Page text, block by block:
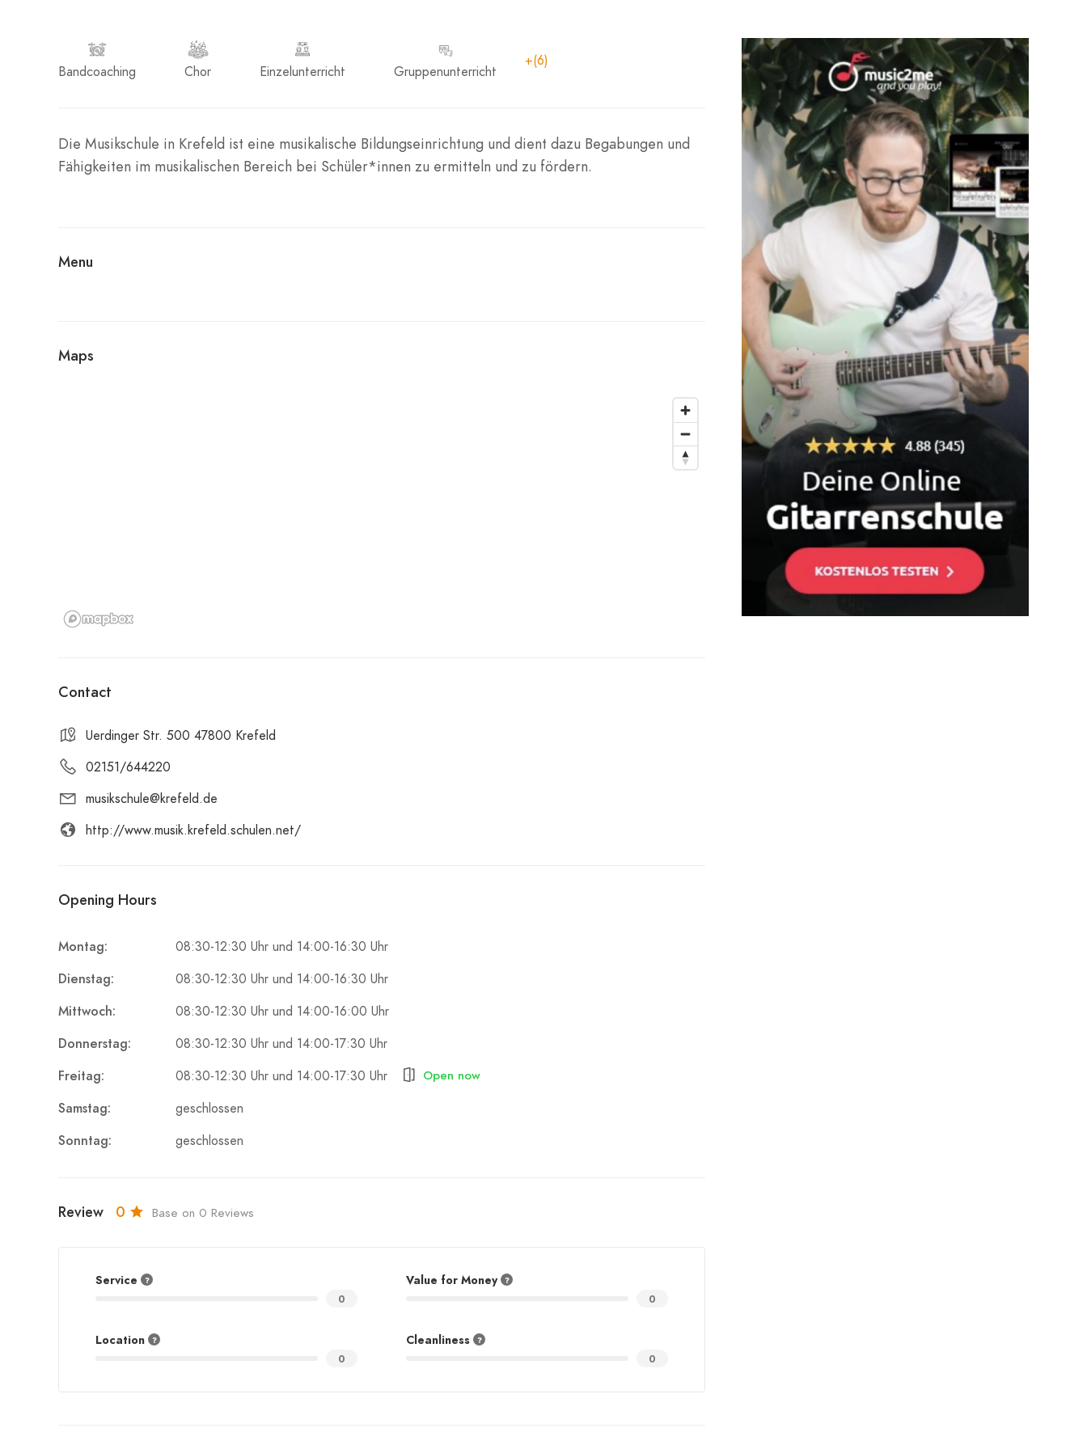
Bandcoaching Chor Einzelunterricht Gruppenunterricht
+(6)
Die Musikschule in Krefeld ist eine musikalische Bildungseinrichtung und dient dazu Begabungen und
Fähigkeiten im musikalischen Bereich bei Schüler*innen zu ermitteln und zu fördern.
Menu
Maps
Contact
Uerdinger Str. 500 47800 Krefeld
02151/644220
musikschule@krefeld.de
http://www.musik.krefeld.schulen.net/
Opening Hours
Montag: 08:30-12:30 Uhr und 14:00-16:30 Uhr
Dienstag: 08:30-12:30 Uhr und 14:00-16:30 Uhr
Mittwoch: 08:30-12:30 Uhr und 14:00-16:00 Uhr
Donnerstag: 08:30-12:30 Uhr und 14:00-17:30 Uhr
Freitag: 08:30-12:30 Uhr und 14:00-17:30 Uhr Open now
Samstag: geschlossen
Sonntag: geschlossen
Review 0 Base on 0 Reviews
Service
0
Value for Money
0
Location
0
Cleanliness
0